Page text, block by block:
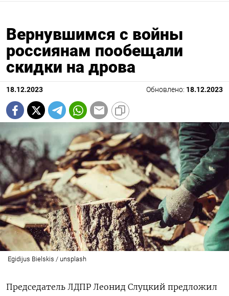
Вернувшимся с войны
россиянам пообещали
скидки на дрова
18.12.2023 Обновлено: 18.12.2023
Egidijus Bielskis / unsplash
Председатель ЛДПР Леонид Слуцкий предложил